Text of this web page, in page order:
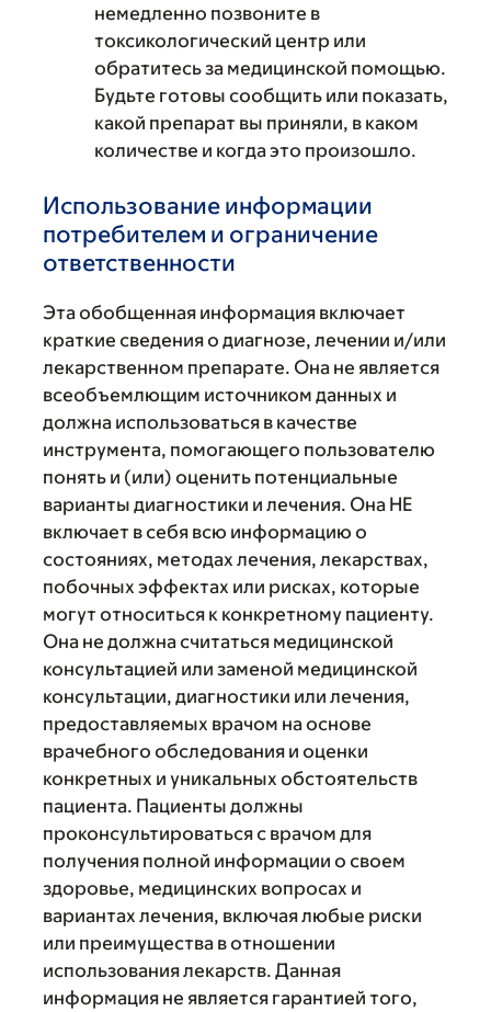
немедленно позвоните в
токсикологический центр или
обратитесь за медицинской помощью.
Будьте готовы сообщить или показать,
какой препарат вы приняли, в каком
количестве и когда это произошло.
Использование информации
потребителем и ограничение
ответственности
Эта обобщенная информация включает
краткие сведения о диагнозе, лечении и/или
лекарственном препарате. Она не является
всеобъемлющим источником данных и
должна использоваться в качестве
инструмента, помогающего пользователю
понять и (или) оценить потенциальные
варианты диагностики и лечения. Она НЕ
включает в себя всю информацию о
состояниях, методах лечения, лекарствах,
побочных эффектах или рисках, которые
могут относиться к конкретному пациенту.
Она не должна считаться медицинской
консультацией или заменой медицинской
консультации, диагностики или лечения,
предоставляемых врачом на основе
врачебного обследования и оценки
конкретных и уникальных обстоятельств
пациента. Пациенты должны
проконсультироваться с врачом для
получения полной информации о своем
здоровье, медицинских вопросах и
вариантах лечения, включая любые риски
или преимущества в отношении
использования лекарств. Данная
информация не является гарантией того,